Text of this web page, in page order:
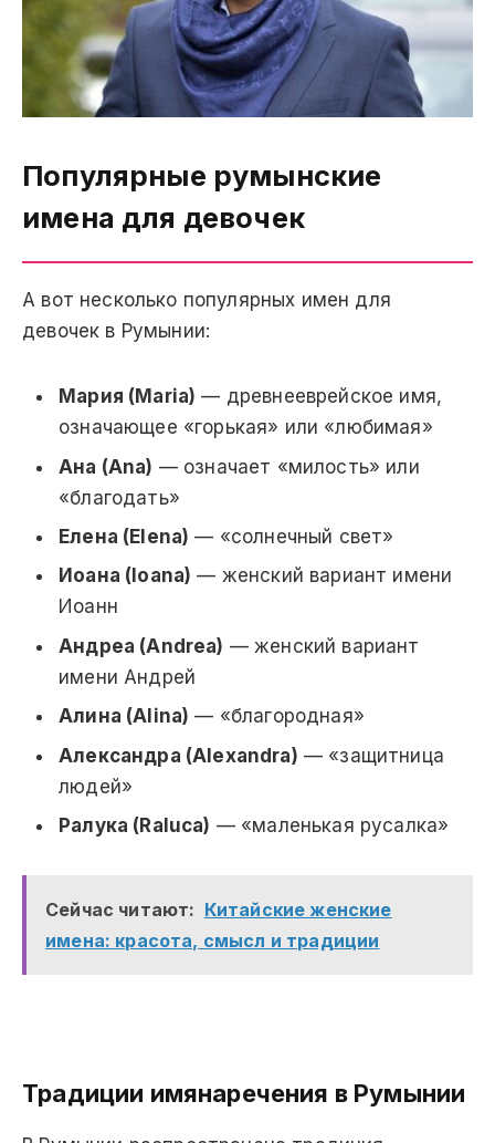
Популярные румынские
имена для девочек
А вот несколько популярных имен для
девочек в Румынии:
Мария (Maria) — древнееврейское имя,
означающее «горькая» или «любимая»
Ана (Ana) — означает «милость» или
«благодать»
Елена (Elena) — «солнечный свет»
Иоана (Ioana) — женский вариант имени
Иоанн
Андреа (Andrea) — женский вариант
имени Андрей
Алина (Alina) — «благородная»
Александра (Alexandra) — «защитница
людей»
Ралука (Raluca) — «маленькая русалка»
Сейчас читают: Китайские женские
имена: красота, смысл и традиции
Традиции имянаречения в Румынии